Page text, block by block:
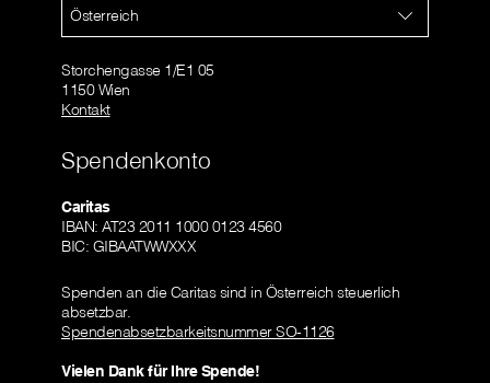
Österreich
Storchengasse 1/E1 05
1150 Wien
Kontakt
Spendenkonto
Caritas
IBAN: AT23 2011 1000 0123 4560
BIC: GIBAATWWXXX
Spenden an die Caritas sind in Österreich steuerlich
absetzbar.
Spendenabsetzbarkeitsnummer SO-1126
Vielen Dank für Ihre Spende!